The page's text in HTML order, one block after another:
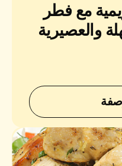
مع فطر
والعصيرية